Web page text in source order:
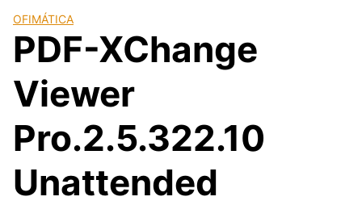
OFIMÁTICA
PDF-XChange
Viewer
Pro.2.5.322.10
Unattended